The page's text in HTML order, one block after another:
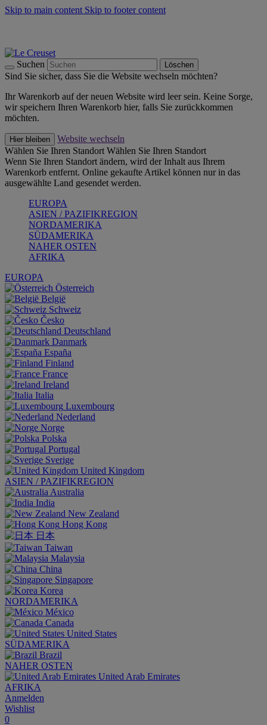
Skip to main content Skip to footer content
Suchen Löschen
Sind Sie sicher, dass Sie die Website wechseln möchten?
Ihr Warenkorb auf der neuen Website wird leer sein. Keine Sorge,
wir speichern Ihren Warenkorb hier, falls Sie zurückkommen
möchten.
Hier bleiben
Website wechseln
Wählen Sie Ihren Standort Wählen Sie Ihren Standort
Wenn Sie Ihren Standort ändern, wird der Inhalt aus Ihrem
Warenkorb entfernt. Online gekaufte Artikel können nur in das
ausgewählte Land gesendet werden.
EUROPA
ASIEN / PAZIFIKREGION
NORDAMERIKA
SÜDAMERIKA
NAHER OSTEN
AFRIKA
EUROPA
Österreich
België
Schweiz
Česko
Deutschland
Danmark
España
Finland
France
Ireland
Italia
Luxembourg
Nederland
Norge
Polska
Portugal
Sverige
United Kingdom
ASIEN / PAZIFIKREGION
Australia
India
New Zealand
Hong Kong
日本
Taiwan
Malaysia
China
Singapore
Korea
NORDAMERIKA
México
Canada
United States
SÜDAMERIKA
Brazil
NAHER OSTEN
United Arab Emirates
AFRIKA
Anmelden
Wishlist
0